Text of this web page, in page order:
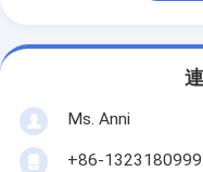
Ms. Anni
+86-